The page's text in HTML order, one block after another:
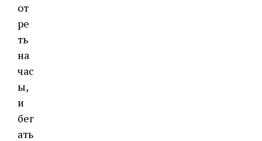
от
ре
ть
на
час
ы,
и
бег
ать